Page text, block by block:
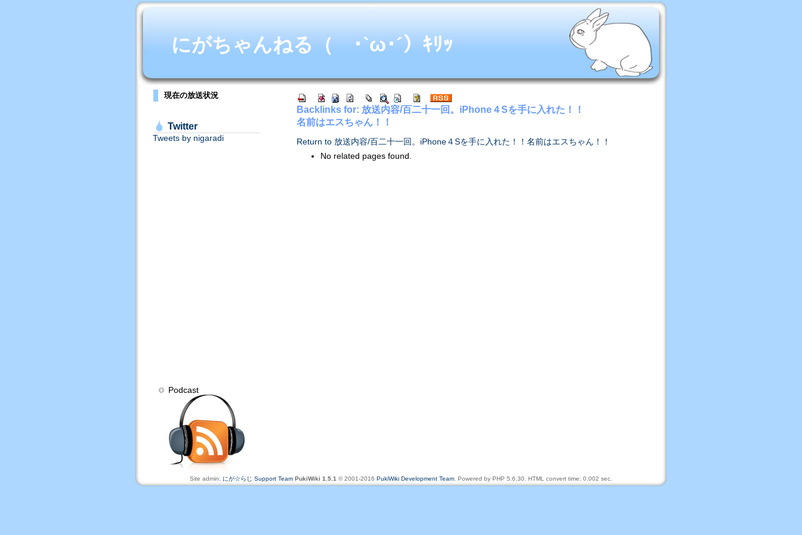
にがちゃんねる（ ･`ω･´）ｷﾘｯ
現在の放送状況
Twitter
Tweets by nigaradi
Podcast
Backlinks for: 放送内容/百二十一回。iPhone４Sを手に入れた！！
名前はエスちゃん！！
Return to 放送内容/百二十一回。iPhone４Sを手に入れた！！名前はエスちゃん！！
No related pages found.
Site admin: にが☆らじ Support Team PukiWiki 1.5.1 © 2001-2016 PukiWiki Development Team . Powered by PHP 5.6.30. HTML convert time: 0.002 sec.